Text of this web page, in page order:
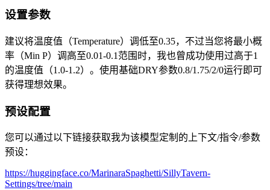
设置参数
建议将温度值（Temperature）调低至0.35，不过当您将最小概
率（Min P）调高至0.01-0.1范围时，我也曾成功使用过高于1
的温度值（1.0-1.2）。使用基础DRY参数0.8/1.75/2/0运行即可
获得理想效果。
预设配置
您可以通过以下链接获取我为该模型定制的上下文/指令/参数
预设：
https://huggingface.co/MarinaraSpaghetti/SillyTavern-
Settings/tree/main